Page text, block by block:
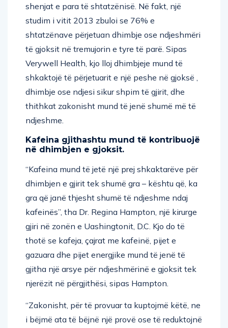
shenjat e para të shtatzënisë. Në fakt, një
studim i vitit 2013 zbuloi se 76% e
shtatzënave përjetuan dhimbje ose ndjeshmëri
të gjoksit në tremujorin e tyre të parë. Sipas
Verywell Health, kjo lloj dhimbjeje mund të
shkaktojë të përjetuarit e një peshe në gjoksë ,
dhimbje ose ndjesi sikur shpim të gjirit, dhe
thithkat zakonisht mund të jenë shumë më të
ndjeshme.
Kafeina gjithashtu mund të kontribuojë
në dhimbjen e gjoksit.
“Kafeina mund të jetë një prej shkaktarëve për
dhimbjen e gjirit tek shumë gra – kështu që, ka
gra që janë thjesht shumë të ndjeshme ndaj
kafeinës”, tha Dr. Regina Hampton, një kirurge
gjiri në zonën e Uashingtonit, D.C. Kjo do të
thotë se kafeja, çajrat me kafeinë, pijet e
gazuara dhe pijet energjike mund të jenë të
gjitha një arsye për ndjeshmërinë e gjoksit tek
njerëzit në përgjithësi, sipas Hampton.
“Zakonisht, për të provuar ta kuptojmë këtë, ne
i bëjmë ata të bëjnë një provë ose të reduktojnë